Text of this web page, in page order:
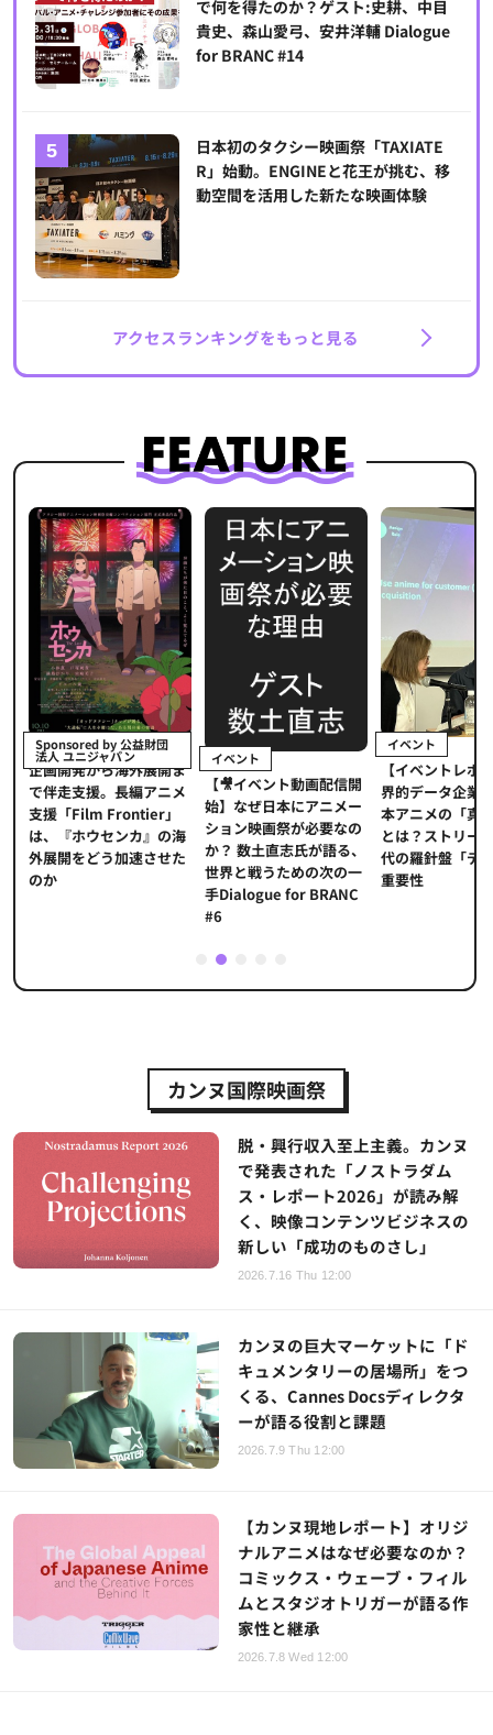
で何を得たのか？ゲスト:史耕、中目
貴史、森山愛弓、安井洋輔 Dialogue
for BRANC #14
日本初のタクシー映画祭「TAXIATE
R」始動。ENGINEと花王が挑む、移
動空間を活用した新たな映画体験
アクセスランキングをもっと見る
Sponsored by 公益財団
法人 ユニジャパン
企画開発から海外展開ま
で伴走支援。長編アニメ
支援「Film Frontier」
は、『ホウセンカ』の海
外展開をどう加速させた
のか
イベント
【🎥イベント動画配信開
始】なぜ日本にアニメー
ション映画祭が必要なの
か？ 数土直志氏が語る、
世界と戦うための次の一
手Dialogue for BRANC
#6
イベント
【イベントレポ
界的データ企業
本アニメの「真
とは？ストリー
代の羅針盤「デ
重要性
2
カンヌ国際映画祭
脱・興行収入至上主義。カンヌ
で発表された「ノストラダム
ス・レポート2026」が読み解
く、映像コンテンツビジネスの
新しい「成功のものさし」
2026.7.16 Thu 12:00
カンヌの巨大マーケットに「ド
キュメンタリーの居場所」をつ
くる、Cannes Docsディレクタ
ーが語る役割と課題
2026.7.9 Thu 12:00
【カンヌ現地レポート】オリジ
ナルアニメはなぜ必要なのか？
コミックス・ウェーブ・フィル
ムとスタジオトリガーが語る作
家性と継承
2026.7.8 Wed 12:00